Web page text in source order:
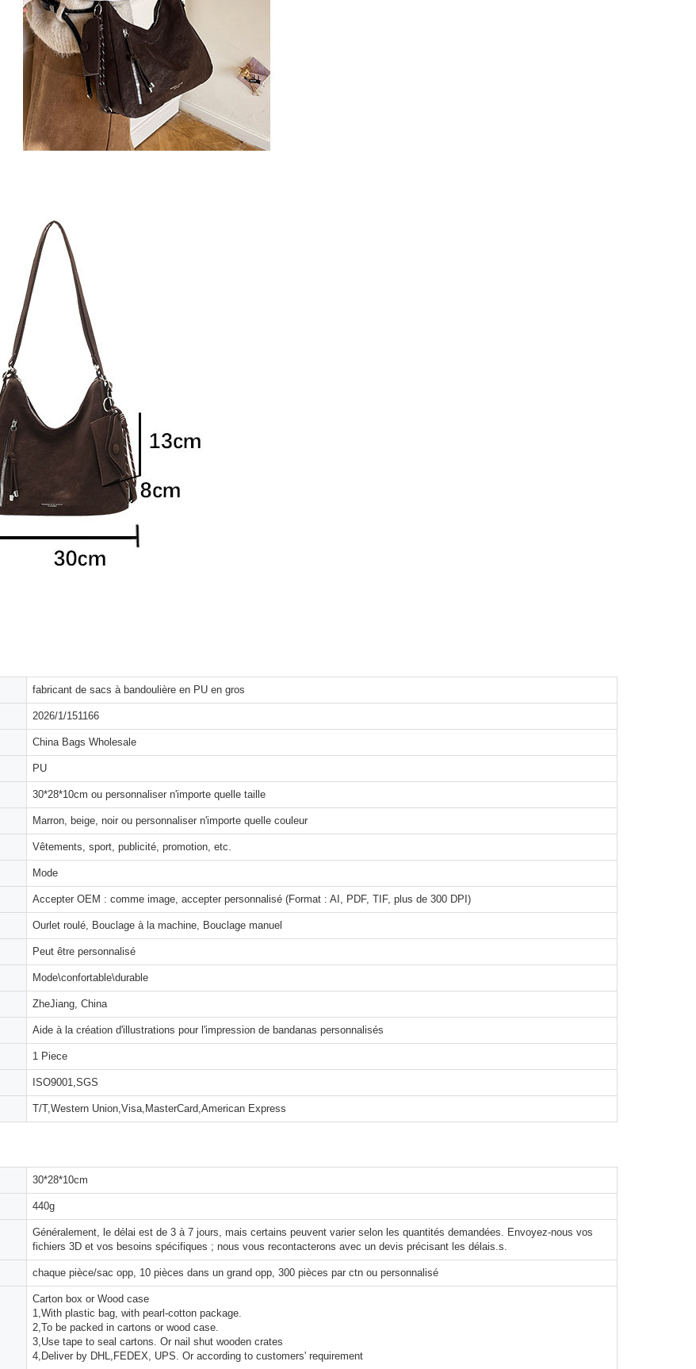
fabricant de sacs à bandoulière en PU en gros
2026/1/151166
China Bags Wholesale
PU
30*28*10cm ou personnaliser n'importe quelle taille
Marron, beige, noir ou personnaliser n'importe quelle couleur
Vêtements, sport, publicité, promotion, etc.
Mode
Accepter OEM : comme image, accepter personnalisé (Format : AI, PDF, TIF, plus de 300 DPI)
Ourlet roulé, Bouclage à la machine, Bouclage manuel
Peut être personnalisé
Mode\confortable\durable
ZheJiang, China
Aide à la création d'illustrations pour l'impression de bandanas personnalisés
1 Piece
ISO9001,SGS
T/T,Western Union,Visa,MasterCard,American Express
30*28*10cm
440g
Généralement, le délai est de 3 à 7 jours, mais certains peuvent varier selon les quantités demandées. Envoyez-nous vos
fichiers 3D et vos besoins spécifiques ; nous vous recontacterons avec un devis précisant les délais.s.
chaque pièce/sac opp, 10 pièces dans un grand opp, 300 pièces par ctn ou personnalisé
Carton box or Wood case
1,With plastic bag, with pearl-cotton package.
2,To be packed in cartons or wood case.
3,Use tape to seal cartons. Or nail shut wooden crates
4,Deliver by DHL,FEDEX, UPS. Or according to customers' requirement